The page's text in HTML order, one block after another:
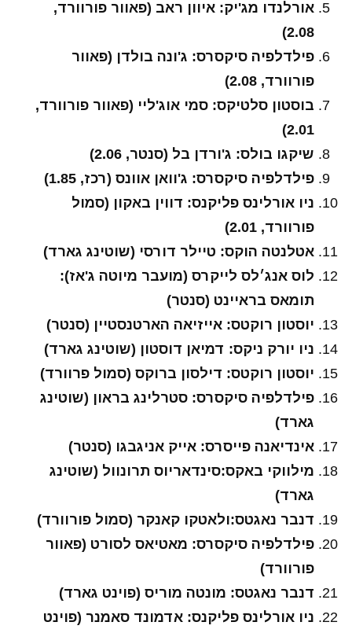
אורלנדו מג'יק: איוון ראב (פאוור פורוורד,
2.08)
פילדלפיה סיקסרס: ג'ונה בולדן (פאוור
פורוורד, 2.08)
בוסטון סלטיקס: סמי אוג'ליי (פאוור פורוורד,
2.01)
שיקגו בולס: ג'ורדן בל (סנטר, 2.06)
פילדלפיה סיקסרס: ג'וואן אוונס (רכז, 1.85)
ניו אורלינס פליקנס: דווין באקון (סמול
פורוורד, 2.01)
אטלנטה הוקס: טיילר דורסי (שוטינג גארד)
לוס אנג׳לס לייקרס (מועבר מיוטה ג'אז):
תומאס בראיינט (סנטר)
יוסטון רוקטס: אייזיאה הארטנסטיין (סנטר)
ניו יורק ניקס: דמיאן דוסטון (שוטינג גארד)
יוסטון רוקטס: דילסון ברוקס (סמול פרוורד)
פילדלפיה סיקסרס: סטרלינג בראון (שוטינג
גארד)
אינדיאנה פייסרס: אייק אניגבגו (סנטר)
מילווקי באקס:סינדאריוס תרונוול (שוטינג
גארד)
דנבר נאגטס:ולאטקו קאנקר (סמול פורוורד)
פילדלפיה סיקסרס: מאטיאס לסורט (פאוור
פורוורד)
דנבר נאגטס: מונטה מוריס (פוינט גארד)
ניו אורלינס פליקנס: אדמונד סאמנר (פוינט